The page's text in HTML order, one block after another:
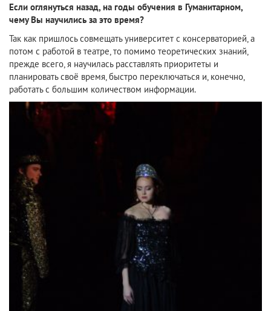
Если оглянуться назад, на годы обучения в Гуманитарном,
чему Вы научились за это время?
Так как пришлось совмещать университет с консерваторией, а
потом с работой в театре, то помимо теоретических знаний,
прежде всего, я научилась расставлять приоритеты и
планировать своё время, быстро переключаться и, конечно,
работать с большим количеством информации.